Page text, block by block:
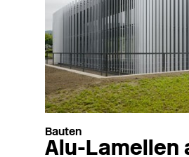
Bauten
Alu-Lamellen